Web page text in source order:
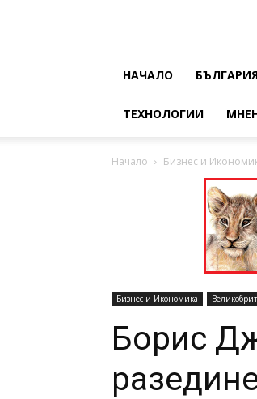
НАЧАЛО БЪЛГАРИЯ
ТЕХНОЛОГИИ
Начало Бизнес и
Бизнес и Икономика
Борис